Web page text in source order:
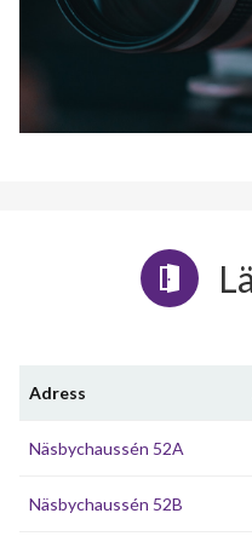
Adress
Näsbychaussén 52A
Näsbychaussén 52B